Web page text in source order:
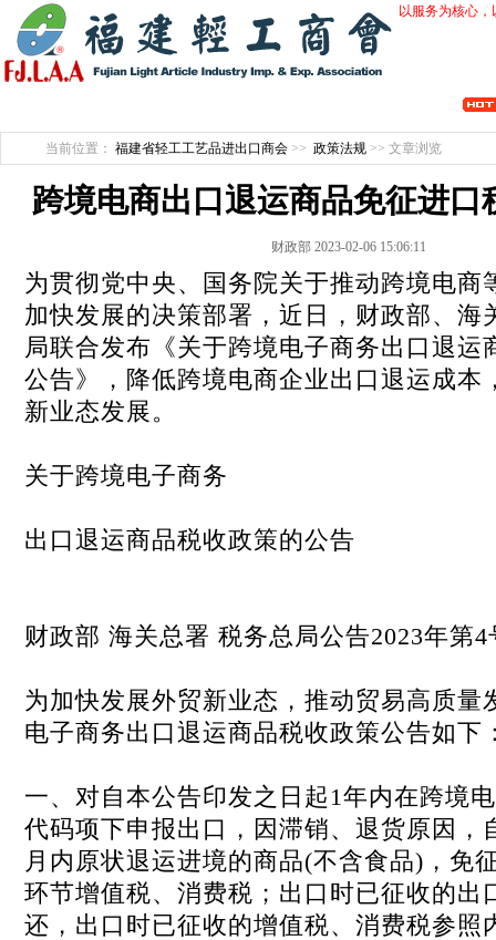
以服务为核心
当前位置： 福建省轻工工艺品进出口商会 >> 政策法规 >> 文章浏览
跨境电商出口退运商品免征进口
财政部 2023-02-06 15:06:11
为贯彻党中央、国务院关于推动跨境电商
加快发展的决策部署，近日，财政部、海
局联合发布《关于跨境电子商务出口退运
公告》，降低跨境电商企业出口退运成本
新业态发展。
关于跨境电子商务
出口退运商品税收政策的公告
财政部 海关总署 税务总局公告2023年第4
为加快发展外贸新业态，推动贸易高质量
电子商务出口退运商品税收政策公告如下
一、对自本公告印发之日起1年内在跨境
代码项下申报出口，因滞销、退货原因，
月内原状退运进境的商品(不含食品)，免
环节增值税、消费税；出口时已征收的出
还，出口时已征收的增值税、消费税参照